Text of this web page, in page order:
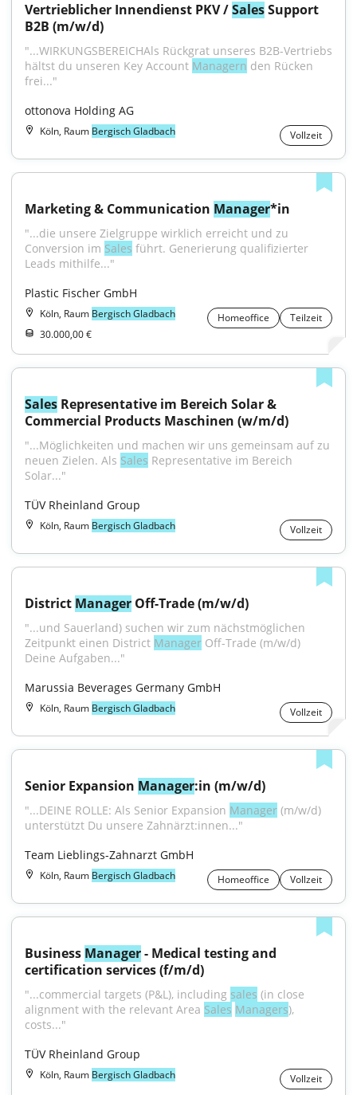
Vertrieblicher Innendienst PKV / Sales Support
B2B (m/w/d)
"...WIRKUNGSBEREICHAls Rückgrat unseres B2B-Vertriebs
hältst du unseren Key Account Managern den Rücken
frei..."
ottonova Holding AG
Köln, Raum Bergisch Gladbach Vollzeit
Marketing & Communication Manager*in
"...die unsere Zielgruppe wirklich erreicht und zu
Conversion im Sales führt. Generierung qualifizierter
Leads mithilfe..."
Plastic Fischer GmbH
Köln, Raum Bergisch Gladbach Homeoffice
Teilzeit
30.000,00 €
Sales Representative im Bereich Solar &
Commercial Products Maschinen (w/m/d)
"...Möglichkeiten und machen wir uns gemeinsam auf zu
neuen Zielen. Als Sales Representative im Bereich
Solar..."
TÜV Rheinland Group
Köln, Raum Bergisch Gladbach Vollzeit
District Manager Off-Trade (m/w/d)
"...und Sauerland) suchen wir zum nächstmöglichen
Zeitpunkt einen District Manager Off-Trade (m/w/d)
Deine Aufgaben..."
Marussia Beverages Germany GmbH
Köln, Raum Bergisch Gladbach Vollzeit
Senior Expansion Manager:in (m/w/d)
"...DEINE ROLLE: Als Senior Expansion Manager (m/w/d)
unterstützt Du unsere Zahnärzt:innen..."
Team Lieblings-Zahnarzt GmbH
Köln, Raum Bergisch Gladbach Homeoffice Vollzeit
Business Manager - Medical testing and
certification services (f/m/d)
"...commercial targets (P&L), including sales (in close
alignment with the relevant Area Sales Managers),
costs..."
TÜV Rheinland Group
Köln, Raum Bergisch Gladbach Vollzeit